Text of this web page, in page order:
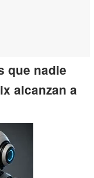
que nadie
alcanzan a